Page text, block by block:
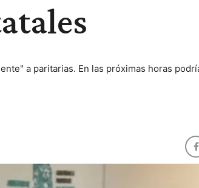
a paritarias. En las próximas horas